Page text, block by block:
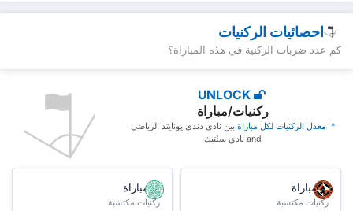
احصائيات الركنيات
كم عدد ضربات الركنية في هذه المباراة؟
UNLOCK
ركنيات/مباراة
* ‏ ‏معدل الركنيات لكل مباراة ‏بين نادي دندي يونايتد الرياضي
and نادي سلتيك
/مباراة
ركنيات مكتسبة
/مباراة
ركنيات مكتسبة